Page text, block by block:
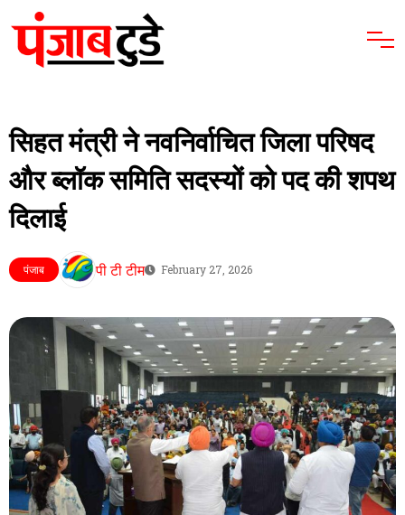
सिहत मंत्री ने नवनिर्वाचित जिला परिषद
और ब्लॉक समिति सदस्यों को पद की शपथ
दिलाई
पंजाब पी टी टीम February 27, 2026